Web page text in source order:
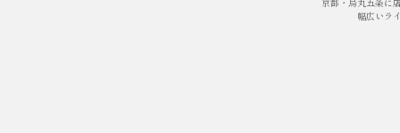
京都・烏丸五条に
幅広いラ